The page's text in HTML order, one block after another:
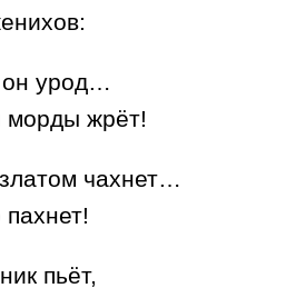
урод…
морды жрёт!
чахнет…
пьёт,